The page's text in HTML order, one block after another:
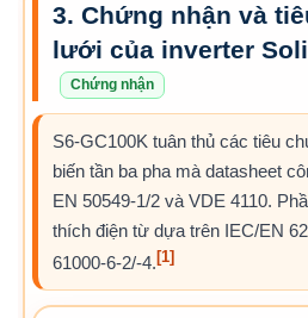
3. Chứng nhận và
lưới của inverter
Chứng nhận
S6-GC100K tuân thủ các tiêu
biến tần ba pha mà datasheet
EN 50549-1/2 và VDE 4110.
thích điện từ dựa trên IEC/EN
61000-6-2/-4. [1]